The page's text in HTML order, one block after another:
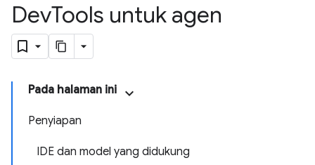
DevTools untuk agen
Pada halaman ini
Penyiapan
IDE dan model yang didukung